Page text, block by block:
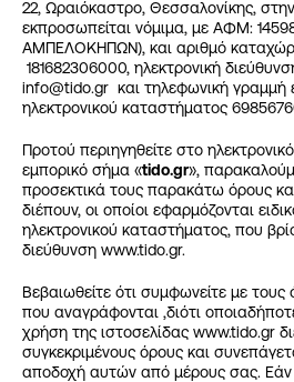
22, Ωραιόκαστρο, Θεσσαλονίκης,
εκπροσωπείται νόμιμα, με ΑΦΜ:
ΑΜΠΕΛΟΚΗΠΩΝ), και αριθμό
181682306000, ηλεκτρονική
info@tido.gr και τηλεφωνική γραμμή
ηλεκτρονικού καταστήματος
Προτού περιηγηθείτε στο
εμπορικό σήμα «tido.gr»,
προσεκτικά τους παρακάτω όρους
διέπουν, οι οποίοι εφαρμόζονται
ηλεκτρονικού καταστήματος, που
διεύθυνση www.tido.gr.
Βεβαιωθείτε ότι συμφωνείτε με
που αναγράφονται ,διότι
χρήση της ιστοσελίδας www.tido.gr
συγκεκριμένους όρους και
αποδοχή αυτών από μέρους σας. Εάν